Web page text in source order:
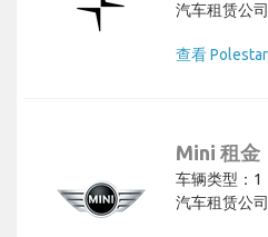
汽车租赁公
查看
Mini 租金
车辆类型：1
汽车租赁公